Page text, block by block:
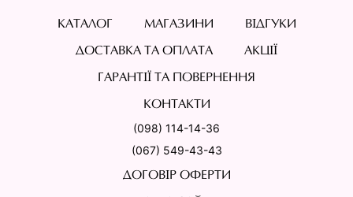
КАТАЛОГ МАГАЗИНИ ВІДГУКИ
ДОСТАВКА ТА ОПЛАТА АКЦІЇ
ГАРАНТІЇ ТА ПОВЕРНЕННЯ
КОНТАКТИ
(098) 114-14-36
(067) 549-43-43
ДОГОВІР ОФЕРТИ